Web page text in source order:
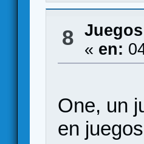
8
« en:
One, un
en